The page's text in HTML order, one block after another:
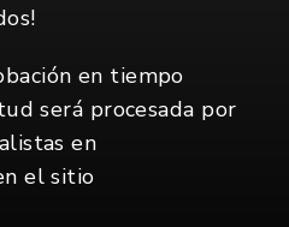
en tiempo
será procesada por
en
el sitio